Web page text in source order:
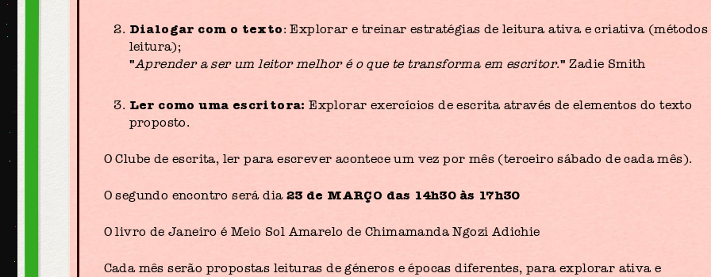
Dialogar com o texto: Explorar e treinar estratégias de leitura ativa e criativa (métodos
leitura);
"Aprender a ser um leitor melhor é o que te transforma em escritor." Zadie Smith
Ler como uma escritora: Explorar exercícios de escrita através de elementos do texto
proposto.
O Clube de escrita, ler para escrever acontece um vez por mês (terceiro sábado de cada mês).
O segundo encontro será dia 23 de MARÇO das 14h30 às 17h30
O livro de Janeiro é Meio Sol Amarelo de Chimamanda Ngozi Adichie
Cada mês serão propostas leituras de géneros e épocas diferentes, para explorar ativa e